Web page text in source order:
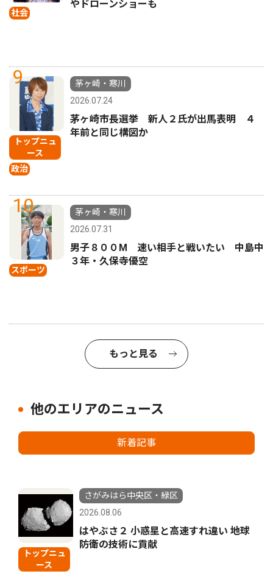
社会
やドローンショーも
9
トップニュ
ース
政治
茅ヶ崎・寒川
2026.07.24
茅ヶ崎市長選挙 新人２氏が出馬表明 ４
年前と同じ構図か
10
スポーツ
茅ヶ崎・寒川
2026.07.31
男子８００M 速い相手と戦いたい 中島中
３年・久保寺優空
もっと見る
他のエリアのニュース
新着記事
トップニュ
ース
さがみはら中央区・緑区
2026.08.06
はやぶさ２ 小惑星と高速すれ違い 地球
防衛の技術に貢献